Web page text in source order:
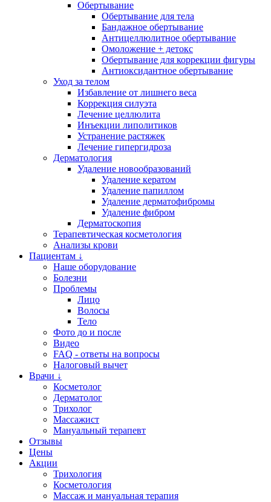
Обертывание
Обертывание для тела
Бандажное обертывание
Антицеллюлитное обертывание
Омоложение + детокс
Обертывание для коррекции фигуры
Антиоксидантное обертывание
Уход за телом
Избавление от лишнего веса
Коррекция силуэта
Лечение целлюлита
Инъекции липолитиков
Устранение растяжек
Лечение гипергидроза
Дерматология
Удаление новообразований
Удаление кератом
Удаление папиллом
Удаление дерматофибромы
Удаление фибром
Дерматоскопия
Терапевтическая косметология
Анализы крови
Пациентам ↓
Наше оборудование
Болезни
Проблемы
Лицо
Волосы
Тело
Фото до и после
Видео
FAQ - ответы на вопросы
Налоговый вычет
Врачи ↓
Косметолог
Дерматолог
Трихолог
Массажист
Мануальный терапевт
Отзывы
Цены
Акции
Трихология
Косметология
Массаж и мануальная терапия